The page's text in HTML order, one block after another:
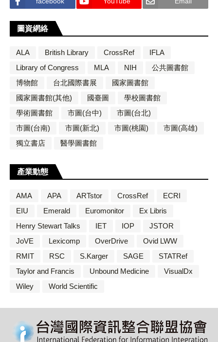
圖資網絡
ALA British Library CrossRef
IFLA
Library of Congress
MLA NIH
公共圖書館
博物館
台北國際書展
國家圖書館
國家圖書館(其他)
國臺圖
學校圖書館
學術圖書館
市圖(台中)
市圖(台北)
市圖(台南)
市圖(新北) 市圖(桃園)
市圖(高雄)
獨立書店
醫學圖書館
產業動態
AMA APA ARTstor CrossRef
ECRI
EIU
Emerald Euromonitor
Ex Libris
Henry Stewart Talks
IET IOP
JSTOR
JoVE
Lexicomp OverDrive
Ovid LWW
RMIT
RSC S.Karger SAGE
STATRef
Taylor and Francis
Unbound Medicine
VisualDx
Wiley
World Scientific